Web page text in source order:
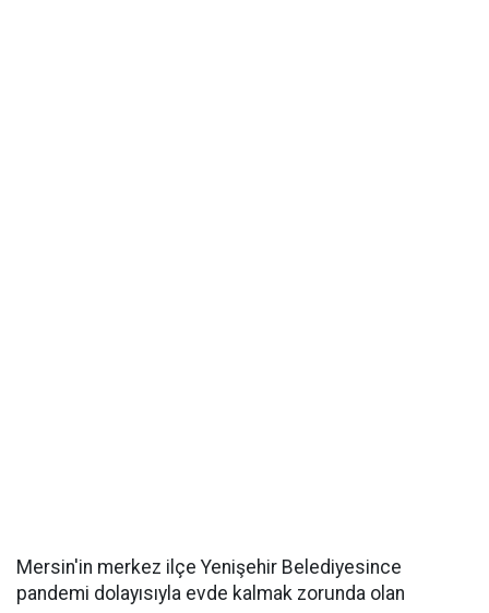
Mersin'in merkez ilçe Yenişehir Belediyesince
pandemi dolayısıyla evde kalmak zorunda olan